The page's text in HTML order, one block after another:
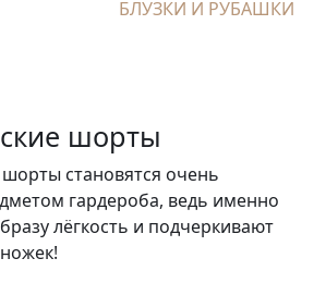
БЛУЗКИ И РУБАШКИ
шорты
становятся очень
гардероба, ведь именно
лёгкость и подчеркивают